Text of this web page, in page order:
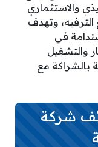
التنفيذي والاستثماري
وتهدف
في
والتشغيل
بالشراكة مع
شركة